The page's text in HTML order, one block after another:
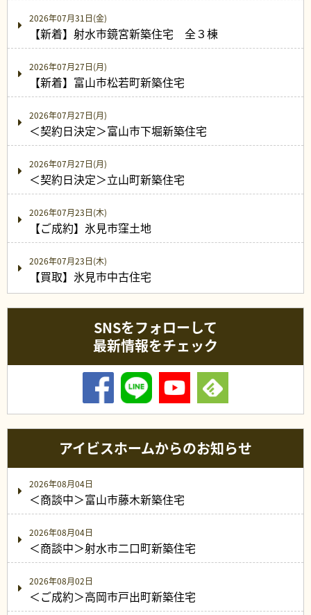
2026年07月31日(金)
【新着】射水市鏡宮新築住宅 全３棟
2026年07月27日(月)
【新着】富山市松若町新築住宅
2026年07月27日(月)
＜契約日決定＞富山市下堀新築住宅
2026年07月27日(月)
＜契約日決定＞立山町新築住宅
2026年07月23日(木)
【ご成約】氷見市窪土地
2026年07月23日(木)
【買取】氷見市中古住宅
SNSをフォローして
最新情報をチェック
アイビスホームからのお知らせ
2026年08月04日
＜商談中＞富山市藤木新築住宅
2026年08月04日
＜商談中＞射水市二口町新築住宅
2026年08月02日
＜ご成約＞高岡市戸出町新築住宅